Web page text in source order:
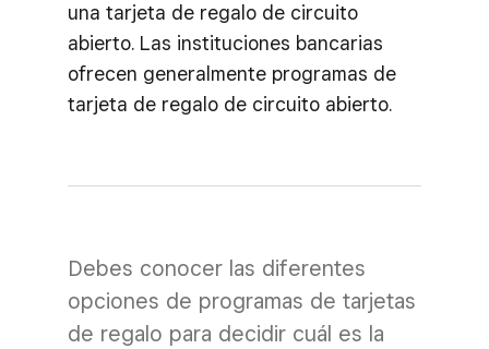
una tarjeta de regalo de circuito
abierto. Las instituciones bancarias
ofrecen generalmente programas de
tarjeta de regalo de circuito abierto.
Debes conocer las diferentes
opciones de programas de tarjetas
de regalo para decidir cuál es la